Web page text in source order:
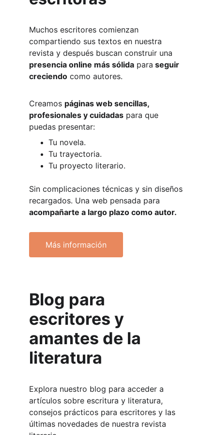
Muchos escritores comienzan
compartiendo sus textos en nuestra
revista y después buscan construir una
presencia online más sólida para seguir
creciendo como autores.
Creamos páginas web sencillas,
profesionales y cuidadas para que
puedas presentar:
Tu novela.
Tu trayectoria.
Tu proyecto literario.
Sin complicaciones técnicas y sin diseños
recargados. Una web pensada para
acompañarte a largo plazo como autor.
Más información
Blog para
escritores y
amantes de la
literatura
Explora nuestro blog para acceder a
artículos sobre escritura y literatura,
consejos prácticos para escritores y las
últimas novedades de nuestra revista